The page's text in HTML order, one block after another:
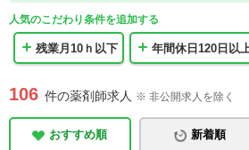
人気のこだわり条件を追加する
残業月10ｈ以下 年間休日120日以
106 件の薬剤師求人 ※ 非公開求人を除く
おすすめ順 新着順